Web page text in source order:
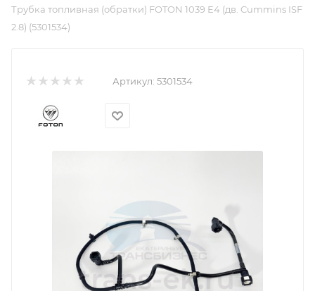
Трубка топливная (обратки) FOTON 1039 Е4 (дв. Cummins ISF
2.8) (5301534)
Артикул: 5301534